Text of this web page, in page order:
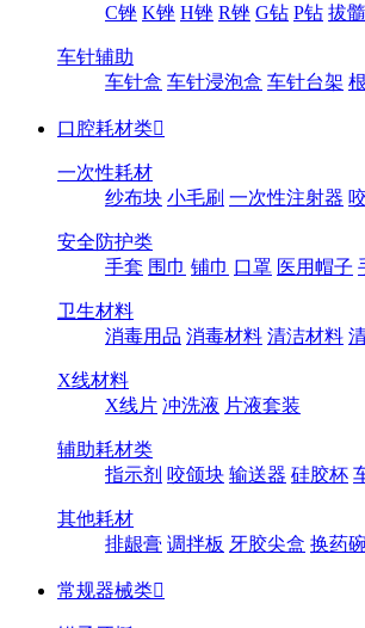
C锉 K锉 H锉 R锉 G钻 P钻 拔
车针辅助
车针盒 车针浸泡盒 车针台架
口腔耗材类
一次性耗材
纱布块 小毛刷 一次性注射器
安全防护类
手套 围巾 铺巾 口罩 医用帽子
卫生材料
消毒用品 消毒材料 清洁材料
X线材料
X线片 冲洗液 片液套装
辅助耗材类
指示剂 咬颌块 输送器 硅胶杯
其他耗材
排龈膏 调拌板 牙胶尖盒 换药
常规器械类